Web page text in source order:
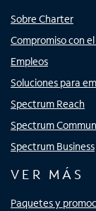
Sobre Charter
Compromiso con
Empleos
Soluciones para
Spectrum Reach
Spectrum
Spectrum Business
VER MÁS
Paquetes y